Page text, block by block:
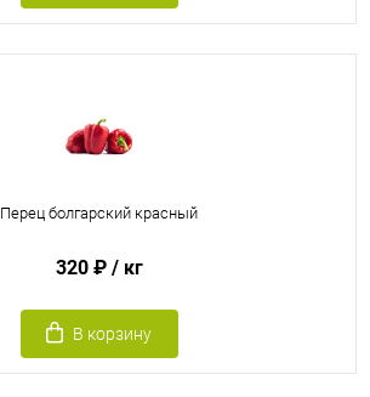
Перец болгарский красный
320 ₽ / кг
В корзину